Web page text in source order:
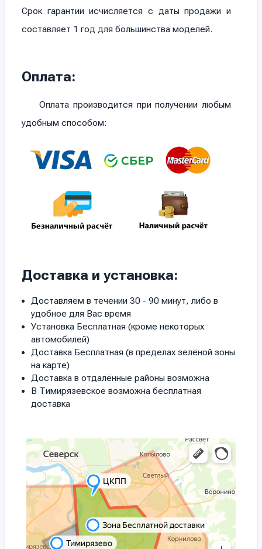
Срок гарантии исчисляется с даты продажи и
составляет 1 год для большинства моделей.
Оплата:
Оплата производится при получении любым
удобным способом:
Доставка и установка:
Доставляем в течении 30 - 90 минут, либо в
удобное для Вас время
Установка Бесплатная (кроме некоторых
автомобилей)
Доставка Бесплатная (в пределах зелёной зоны
на карте)
Доставка в отдалённые районы возможна
В Тимирязевское возможна бесплатная
доставка